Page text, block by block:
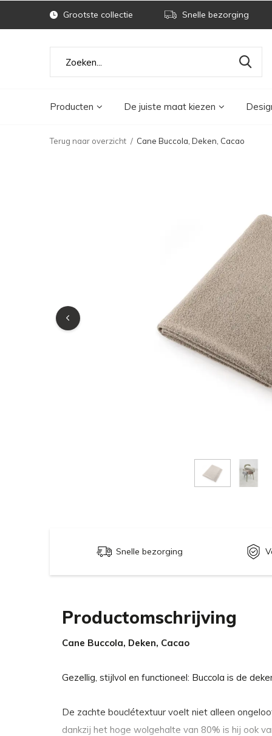
Producten De juiste maat kiezen
Grootste collectie Snelle bezorging
Terug naar overzicht Cane Buccola, Deken, Cacao
Snelle bezorging
Productomschrijving
Cane Buccola, Deken, Cacao
Gezellig, stijlvol en functioneel: Buccola is de
De zachte bouclétextuur voelt niet alleen
dankzij het hoge wolgehalte van 80% is hij ook